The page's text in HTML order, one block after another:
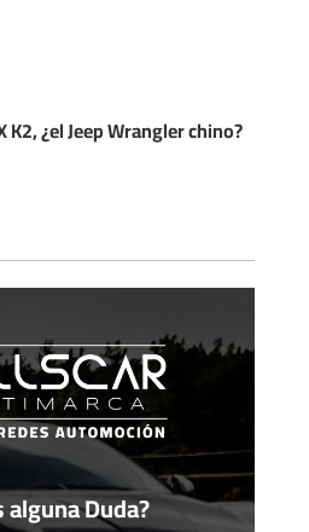
K2, ¿el Jeep Wrangler chino?
alguna Duda?